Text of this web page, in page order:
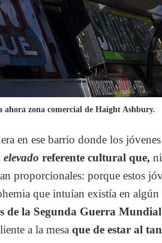
ahora zona comercial de Haight Ashbury.
en ese barrio donde los
elevado referente cultural que,
proporcionales: porque estos
que intuían existía en algún
de la Segunda Guerra Mundial
a la mesa que de estar al